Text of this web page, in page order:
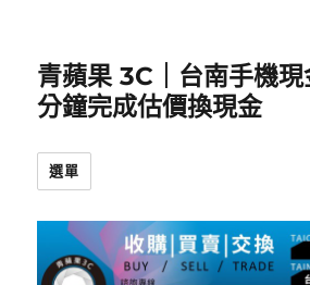
青蘋果 3C｜台南手機
分鐘完成估價換現金
選單